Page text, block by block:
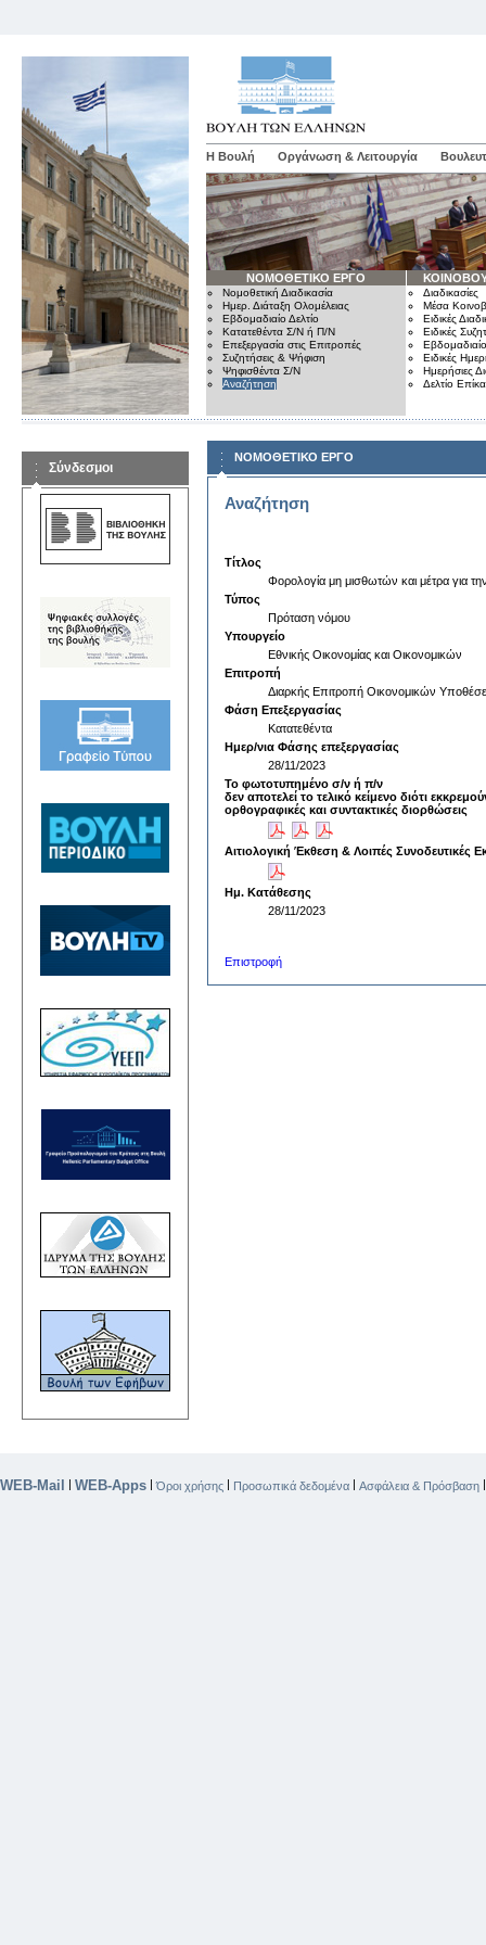
Η Βουλή Οργάνωση & Λειτουργία
ΝΟΜΟΘΕΤΙΚΟ ΕΡΓΟ
Νομοθετική Διαδικασία
Ημερ. Διάταξη Ολομέλειας
Εβδομαδιαίο Δελτίο
Κατατεθέντα Σ/Ν ή Π/Ν
Επεξεργασία στις Επιτροπές
Συζητήσεις & Ψήφιση
Ψηφισθέντα Σ/Ν
Αναζήτηση
Διαδικασίες
Μέσα
Ειδικές
Ειδικές
Εβδομαδιαίο
Ειδικές
Ημερήσιες
Δελτίο
Σύνδεσμοι
ΝΟΜΟΘΕΤΙΚΟ ΕΡΓΟ
Αναζήτηση
Τίτλος
Φορολογία μη μισθωτών και μέτρα για
Τύπος
Πρόταση νόμου
Υπουργείο
Εθνικής Οικονομίας και Οικονομικών
Επιτροπή
Διαρκής Επιτροπή Οικονομικών
Φάση Επεξεργασίας
Κατατεθέντα
Ημερ/νια Φάσης επεξεργασίας
28/11/2023
Το φωτοτυπημένο σ/ν ή π/ν
δεν αποτελεί το τελικό κείμενο διότι
ορθογραφικές και συντακτικές διορθώσεις
Αιτιολογική Έκθεση & Λοιπές Συνοδευτικές
Ημ. Κατάθεσης
28/11/2023
Επιστροφή
WEB-Mail WEB-Apps |Όροι χρήσης Προσωπικά δεδομένα Ασφάλεια & Πρόσβαση